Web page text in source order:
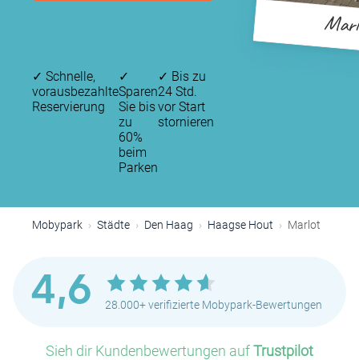
✓ Schnelle,
vorausbezahlte
Reservierung
✓
Sparen
Sie bis
zu
60%
beim
Parken
✓ Bis zu
24 Std.
vor Start
stornieren
Mobypark Städte Den Haag Haagse Hout Marlot
4,6 28.000+ verifizierte Mobypark-Bewertungen
Sieh dir Kundenbewertungen aufTrustpilot